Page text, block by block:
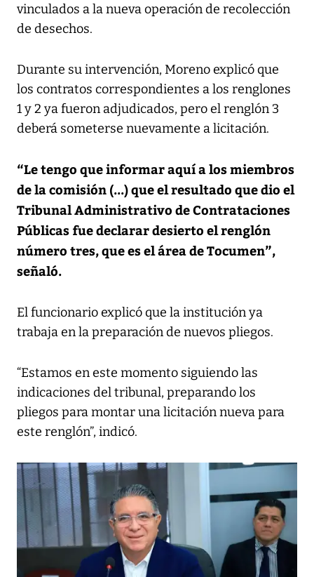
vinculados a la nueva operación de recolección
de desechos.
Durante su intervención, Moreno explicó que
los contratos correspondientes a los renglones
1 y 2 ya fueron adjudicados, pero el renglón 3
deberá someterse nuevamente a licitación.
“Le tengo que informar aquí a los miembros
de la comisión (...) que el resultado que dio el
Tribunal Administrativo de Contrataciones
Públicas fue declarar desierto el renglón
número tres, que es el área de Tocumen”,
señaló.
El funcionario explicó que la institución ya
trabaja en la preparación de nuevos pliegos.
“Estamos en este momento siguiendo las
indicaciones del tribunal, preparando los
pliegos para montar una licitación nueva para
este renglón”, indicó.